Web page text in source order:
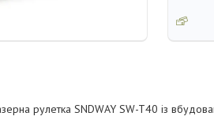
рулетка SNDWAY SW-T40 із